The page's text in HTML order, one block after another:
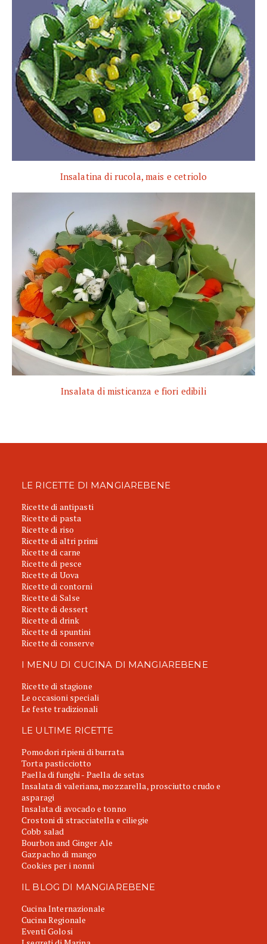
Insalatina di rucola, mais e cetriolo
Insalata di misticanza e fiori edibili
LE RICETTE DI MANGIAREBENE
Ricette di antipasti
Ricette di pasta
Ricette di riso
Ricette di altri primi
Ricette di carne
Ricette di pesce
Ricette di Uova
Ricette di contorni
Ricette di Salse
Ricette di dessert
Ricette di drink
Ricette di spuntini
Ricette di conserve
I MENU DI CUCINA DI MANGIAREBENE
Ricette di stagione
Le occasioni speciali
Le feste tradizionali
LE ULTIME RICETTE
Pomodori ripieni di burrata
Torta pasticciotto
Paella di funghi - Paella de setas
Insalata di valeriana, mozzarella, prosciutto crudo e
asparagi
Insalata di avocado e tonno
Crostoni di stracciatella e ciliegie
Cobb salad
Bourbon and Ginger Ale
Gazpacho di mango
Cookies per i nonni
IL BLOG DI MANGIAREBENE
Cucina Internazionale
Cucina Regionale
Eventi Golosi